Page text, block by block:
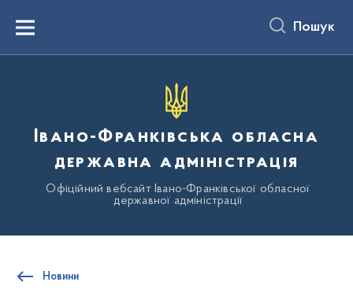
вмістуMenu Пошук
Івано-Франківська обласна
державна адміністрація
Офіційний вебсайт Івано-Франківської обласної
державної адміністрації
Новини